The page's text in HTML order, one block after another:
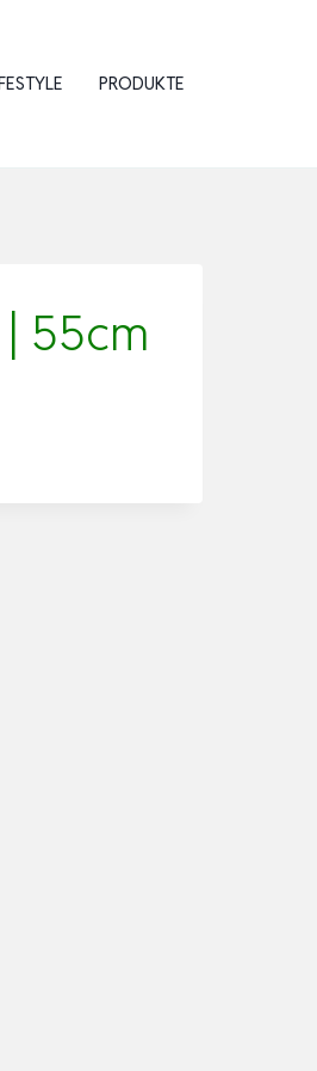
PRODUKTE
55cm